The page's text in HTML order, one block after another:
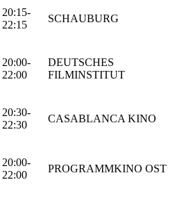
20:15-
22:15
SCHAUBURG
20:00-
22:00
DEUTSCHES
FILMINSTITUT
20:30-
22:30
CASABLANCA KINO
20:00-
22:00
PROGRAMMKINO OST